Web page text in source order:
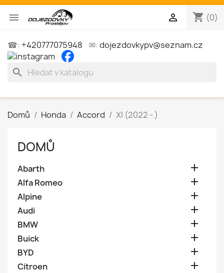
 shopping_cart (0)

☎: +420777075948 ✉:dojezdovkypv@seznam.cz
search
Domů Honda Accord XI (2022 - )
DOMŮ
Abarth 
Alfa Romeo 
Alpine 
Audi 
BMW 
Buick 
BYD 
Citroen 